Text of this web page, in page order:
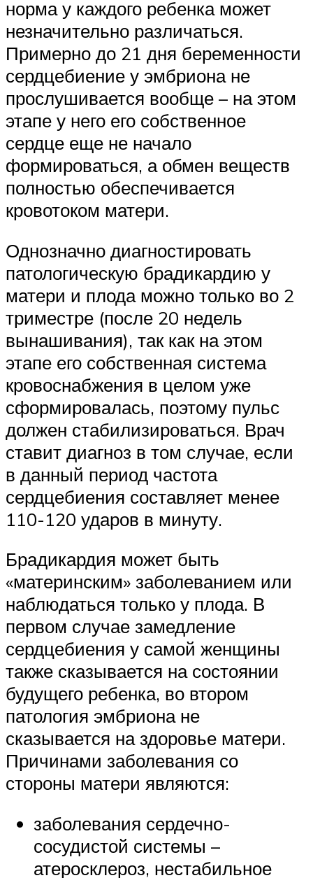
норма у каждого ребенка может
незначительно различаться.
Примерно до 21 дня беременности
сердцебиение у эмбриона не
прослушивается вообще – на этом
этапе у него его собственное
сердце еще не начало
формироваться, а обмен веществ
полностью обеспечивается
кровотоком матери.
Однозначно диагностировать
патологическую брадикардию у
матери и плода можно только во 2
триместре (после 20 недель
вынашивания), так как на этом
этапе его собственная система
кровоснабжения в целом уже
сформировалась, поэтому пульс
должен стабилизироваться. Врач
ставит диагноз в том случае, если
в данный период частота
сердцебиения составляет менее
110-120 ударов в минуту.
Брадикардия может быть
«материнским» заболеванием или
наблюдаться только у плода. В
первом случае замедление
сердцебиения у самой женщины
также сказывается на состоянии
будущего ребенка, во втором
патология эмбриона не
сказывается на здоровье матери.
Причинами заболевания со
стороны матери являются:
заболевания сердечно-
сосудистой системы –
атеросклероз, нестабильное